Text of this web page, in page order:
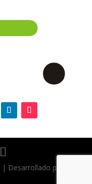
| Desarrollado por